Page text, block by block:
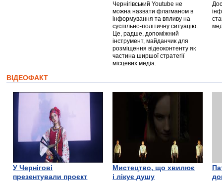
Чернігівський Youtube не
можна назвати флагманом в
інформування та впливу на
суспільно-політичну ситуацію.
Це, радше, допоміжний
інструмент, майданчик для
розміщення відеоконтенту як
частина ширшої стратегії
місцевих медіа.
ВІДЕОФАКТ
У Чернігові
презентували проєкт
Мистецтво, що хвилює
і лікує душу